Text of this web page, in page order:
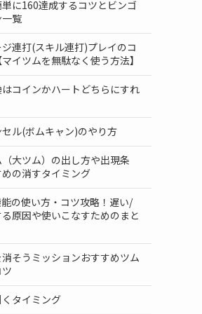
に160達成するコツとビンゴ
覧
連打(スキル連打)プレイのコ
イツムを無駄なく使う方法】
コインかハートどちらにすれ
ル(ボムキャン)のやり方
大ツム）の出し方や出現条
の消すタイミング
の使い方・コツ攻略！遅い/
原因や使いこなすためのまと
そうミッションおすすめツム
タイミング